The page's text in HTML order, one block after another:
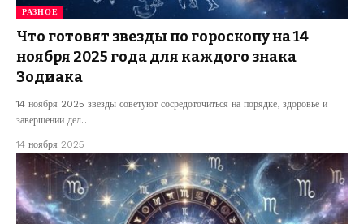
РАЗНОЕ
Что готовят звезды по гороскопу на 14
ноября 2025 года для каждого знака
Зодиака
14 ноября 2025 звезды советуют сосредоточиться на порядке, здоровье и
завершении дел…
14 ноября 2025